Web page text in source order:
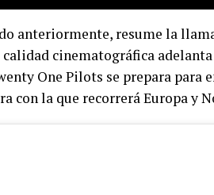
anteriormente, resume la
cinematográfica
One Pilots se prepara para
con la que recorrerá Europa y